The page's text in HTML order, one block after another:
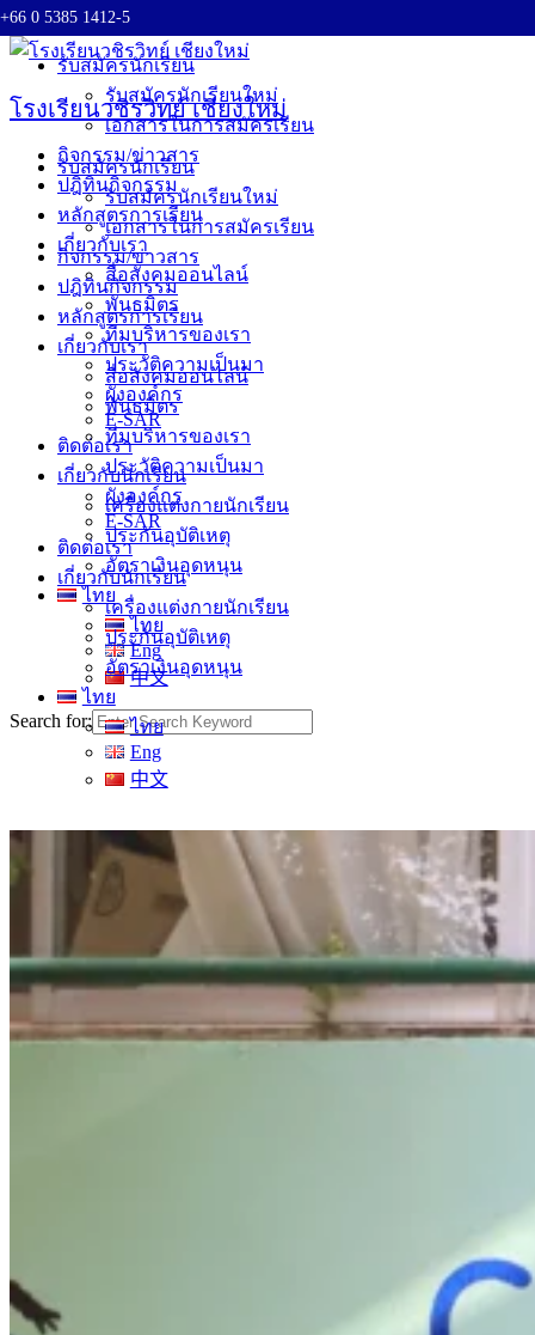
Skip to content
+66 0 5385 1412-5
โรงเรียนวชิรวิทย์ เชียงใหม่
รับสมัครนักเรียน
รับสมัครนักเรียนใหม่
เอกสารในการสมัครเรียน
กิจกรรม/ข่าวสาร
ปฎิทินกิจกรรม
หลักสูตรการเรียน
เกี่ยวกับเรา
สื่อสังคมออนไลน์
พันธมิตร
ทีมบริหารของเรา
ประวัติความเป็นมา
ผังองค์กร
E-SAR
ติดต่อเรา
เกี่ยวกับนักเรียน
เครื่องแต่งกายนักเรียน
ประกันอุบัติเหตุ
อัตราเงินอุดหนุน
ไทย
ไทย
Eng
中文
รับสมัครนักเรียน
รับสมัครนักเรียนใหม่
เอกสารในการสมัครเรียน
กิจกรรม/ข่าวสาร
ปฎิทินกิจกรรม
หลักสูตรการเรียน
เกี่ยวกับเรา
สื่อสังคมออนไลน์
พันธมิตร
ทีมบริหารของเรา
ประวัติความเป็นมา
ผังองค์กร
E-SAR
ติดต่อเรา
เกี่ยวกับนักเรียน
เครื่องแต่งกายนักเรียน
ประกันอุบัติเหตุ
อัตราเงินอุดหนุน
ไทย
ไทย
Eng
中文
Search for: